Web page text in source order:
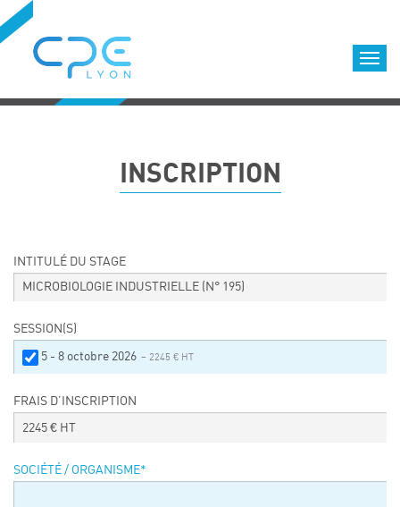
Formations diplômantes
Equipe
Nous choisir
LOCATION DE SALLES DE FORMATION
Nos clients
Événements
sustainability – September 15 and 16, 2026
INSCRIPTION
INTITULÉ DU STAGE
MICROBIOLOGIE INDUSTRIELLE (N° 195)
SESSION(S)
5 - 8 octobre 2026 – 2245 € HT
FRAIS D’INSCRIPTION
2245 € HT
SOCIÉTÉ / ORGANISME*
Cookies management panel